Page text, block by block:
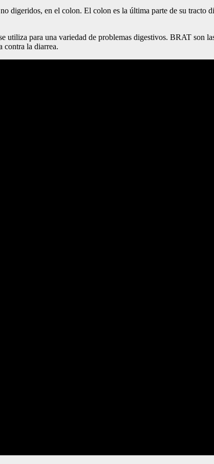
digeridos, en el colon. El colon es la última parte de su tracto
para una variedad de problemas digestivos. BRAT son
contra la diarrea.